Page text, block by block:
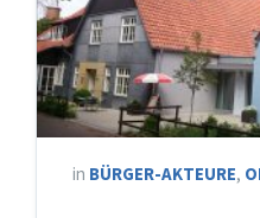
in BÜRGER-AKTEURE,